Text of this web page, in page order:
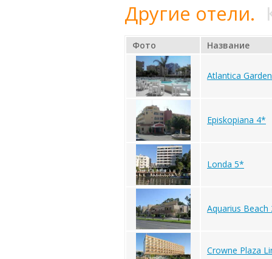
Другие отели.
Фото Название
Atlantica
Episkopiana 4*
Londa 5*
Aquarius Beach
Crowne Plaza